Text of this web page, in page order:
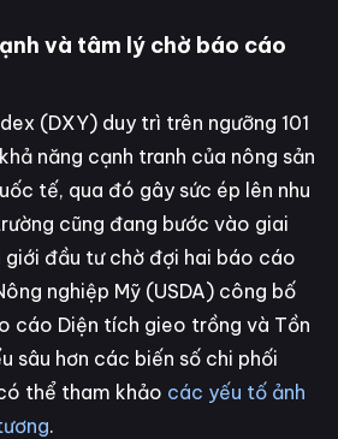
và tâm lý chờ báo cáo
(DXY) duy trì trên ngưỡng 101
năng cạnh tranh của nông sản
tế, qua đó gây sức ép lên nhu
cũng đang bước vào giai
đầu tư chờ đợi hai báo cáo
nghiệp Mỹ (USDA) công bố
cáo Diện tích gieo trồng và Tồn
sâu hơn các biến số chi phối
thể tham khảo các yếu tố ảnh
.